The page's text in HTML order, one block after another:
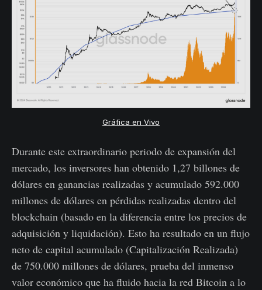
Gráfica en Vivo
Durante este extraordinario periodo de expansión del
mercado, los inversores han obtenido 1,27 billones de
dólares en ganancias realizadas y acumulado 592.000
millones de dólares en pérdidas realizadas dentro del
blockchain (basado en la diferencia entre los precios de
adquisición y liquidación). Esto ha resultado en un flujo
neto de capital acumulado (Capitalización Realizada)
de 750.000 millones de dólares, prueba del inmenso
valor económico que ha fluido hacia la red Bitcoin a lo